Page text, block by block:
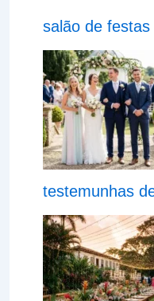
salão de
testemunhas